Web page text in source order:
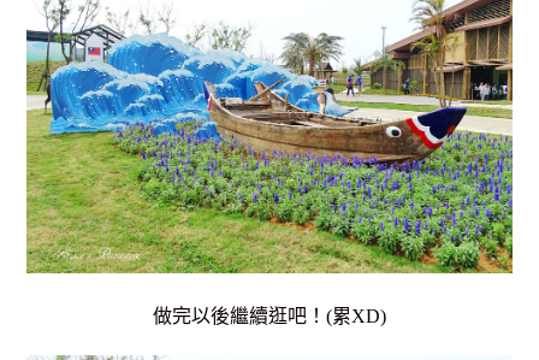
做完以後繼續逛吧！(累XD)